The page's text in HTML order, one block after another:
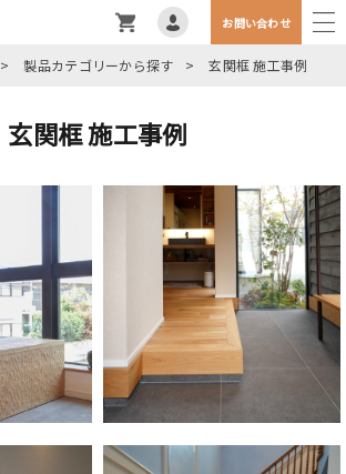
お問い合わせ
> 製品カテゴリーから探す > 玄関框 施工事例
玄関框 施工事例